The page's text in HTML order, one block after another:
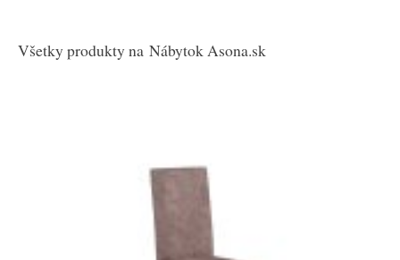
Všetky produkty na Nábytok Asona.sk